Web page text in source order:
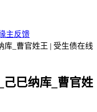
主反馈
库_曹官姓王 | 受生债在线
己巳纳库_曹官姓